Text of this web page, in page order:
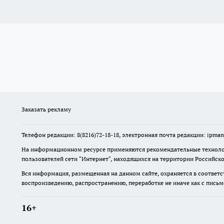
Заказать рекламу
Телефон редакции: 8(8216)72-18-18, электронная почта редакции:
На информационном ресурсе применяются рекомендательные
пользователей сети "Интернет", находящихся на территории
Вся информация, размещенная на данном сайте, охраняется в
воспроизведению, распространению, переработке не иначе как с
16+